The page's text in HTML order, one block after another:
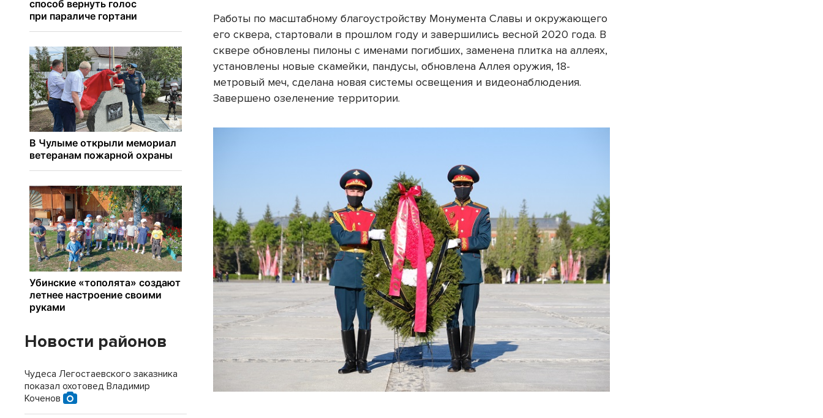
Работы по масштабному благоустройству Монумента Славы и окружающего
его сквера, стартовали в прошлом году и завершились весной 2020 года. В
сквере обновлены пилоны с именами погибших, заменена плитка на аллеях,
установлены новые скамейки, пандусы, обновлена Аллея оружия, 18-
метровый меч, сделана новая системы освещения и видеонаблюдения.
Завершено озеленение территории.
Новости районов
Чудеса Легостаевского заказника
показал охотовед Владимир
Коченов